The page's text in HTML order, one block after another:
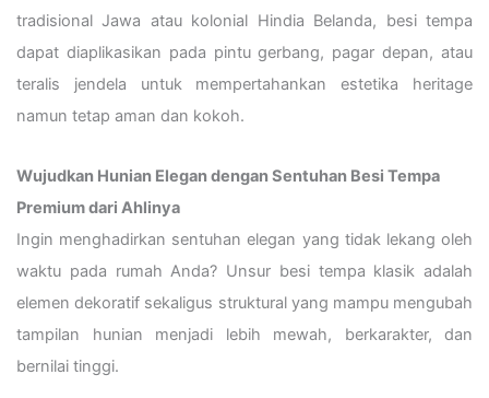
tradisional Jawa atau kolonial Hindia Belanda, besi tempa
dapat diaplikasikan pada pintu gerbang, pagar depan, atau
teralis jendela untuk mempertahankan estetika heritage
namun tetap aman dan kokoh.
Wujudkan Hunian Elegan dengan Sentuhan Besi Tempa
Premium dari Ahlinya
Ingin menghadirkan sentuhan elegan yang tidak lekang oleh
waktu pada rumah Anda? Unsur besi tempa klasik adalah
elemen dekoratif sekaligus struktural yang mampu mengubah
tampilan hunian menjadi lebih mewah, berkarakter, dan
bernilai tinggi.